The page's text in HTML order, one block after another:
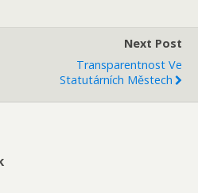
Next Post
Transparentnost Ve
Statutárních Městech